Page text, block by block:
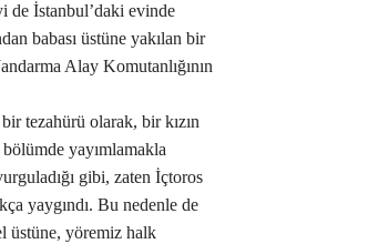
de İstanbul’daki evinde
babası üstüne yakılan bir
Alay Komutanlığının
tezahürü olarak, bir kızın
yayımlamakla
gibi, zaten İçtoros
yaygındı. Bu nedenle de
üstüne, yöremiz halk